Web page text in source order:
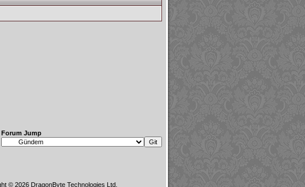
Forum Jump
© 2026 DragonByte Technologies Ltd.